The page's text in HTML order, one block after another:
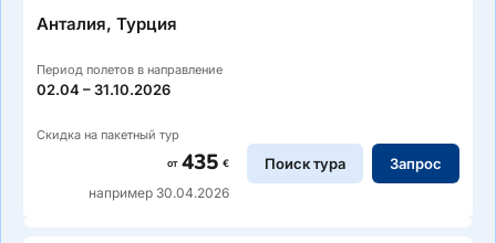
Анталия, Турция
Период полетов в направление
02.04 – 31.10.2026
Скидка на пакетный тур
от 435 €
например 30.04.2026
Поиск тура Запрос